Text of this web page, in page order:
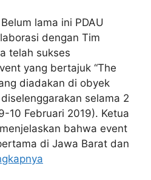
lama ini PDAU
dengan Tim
telah sukses
yang bertajuk “The
diadakan di obyek
selama 2
10 Februari 2019). Ketua
bahwa event
di Jawa Barat dan